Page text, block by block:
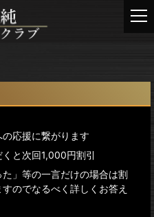
応援に繋がります
と次回1,000円割引
」等の一言だけの場合は割
のでなるべく詳しくお答え
t
n